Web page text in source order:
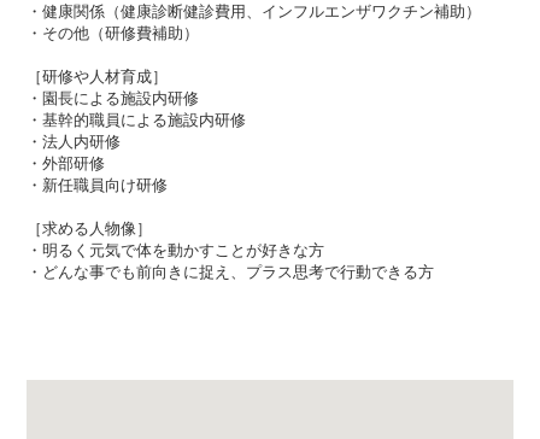
・健康関係（健康診断健診費用、インフルエンザワクチン補助）
・その他（研修費補助）
［研修や人材育成］
・園長による施設内研修
・基幹的職員による施設内研修
・法人内研修
・外部研修
・新任職員向け研修
［求める人物像］
・明るく元気で体を動かすことが好きな方
・どんな事でも前向きに捉え、プラス思考で行動できる方